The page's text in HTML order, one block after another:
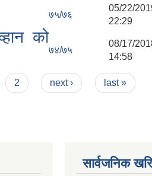
७५/७६
05/22/
22:29
को
७४/७५
08/17/
14:58
2 next › last »
सार्वजनिक